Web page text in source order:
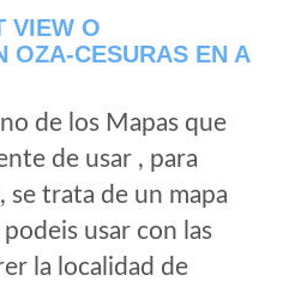
VIEW O
OZA-CESURAS EN A
de los Mapas que
de usar , para
se trata de un mapa
usar con las
la localidad de